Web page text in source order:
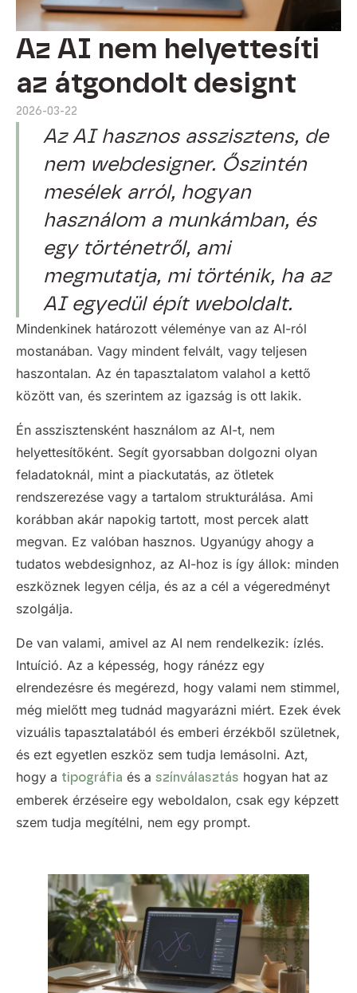
Az AI nem helyettesíti
az átgondolt designt
2026-03-22
Az AI hasznos asszisztens, de
nem webdesigner. Őszintén
mesélek arról, hogyan
használom a munkámban, és
egy történetről, ami
megmutatja, mi történik, ha az
AI egyedül épít weboldalt.
Mindenkinek határozott véleménye van az AI-ról
mostanában. Vagy mindent felvált, vagy teljesen
haszontalan. Az én tapasztalatom valahol a kettő
között van, és szerintem az igazság is ott lakik.
Én asszisztensként használom az AI-t, nem
helyettesítőként. Segít gyorsabban dolgozni olyan
feladatoknál, mint a piackutatás, az ötletek
rendszerezése vagy a tartalom strukturálása. Ami
korábban akár napokig tartott, most percek alatt
megvan. Ez valóban hasznos. Ugyanúgy ahogy a
tudatos webdesignhoz, az AI-hoz is így állok: minden
eszköznek legyen célja, és az a cél a végeredményt
szolgálja.
De van valami, amivel az AI nem rendelkezik: ízlés.
Intuíció. Az a képesség, hogy ránézz egy
elrendezésre és megérezd, hogy valami nem stimmel,
még mielőtt meg tudnád magyarázni miért. Ezek évek
vizuális tapasztalatából és emberi érzékből születnek,
és ezt egyetlen eszköz sem tudja lemásolni. Azt,
hogy a tipográfia és a színválasztás hogyan hat az
emberek érzéseire egy weboldalon, csak egy képzett
szem tudja megítélni, nem egy prompt.